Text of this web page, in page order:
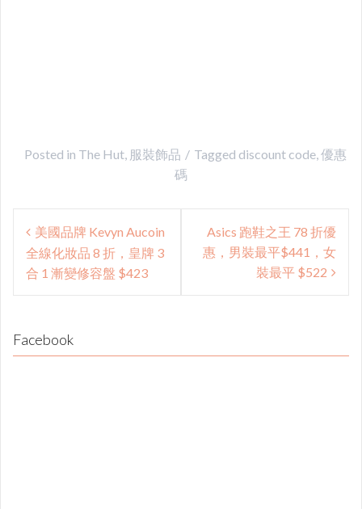
Posted in The Hut, 服裝飾品 Tagged discount code, 優惠
碼
Post
navigation
美國品牌 Kevyn Aucoin
全線化妝品 8 折，皇牌 3
合 1 漸變修容盤 $423
Asics 跑鞋之王 78 折優
惠，男裝最平$441，女
裝最平 $522
Facebook